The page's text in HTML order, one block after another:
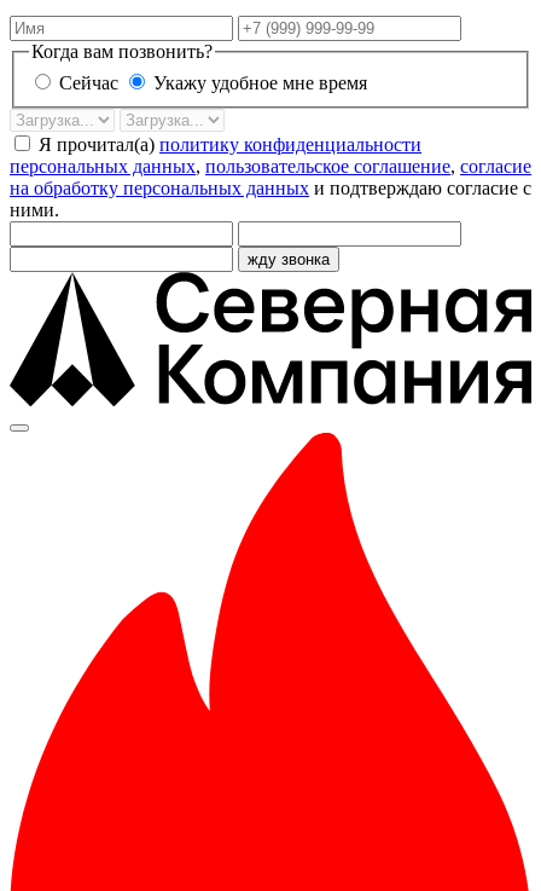
Имя
Телефон
Когда вам позвонить?
Сейчас
Укажу удобное мне время
Дата
звонка
Время
Я прочитал(а) политику конфиденциальности
персональных данных, пользовательское соглашение, согласие
на обработку персональных данных и подтверждаю согласие с
ними.
жду звонка